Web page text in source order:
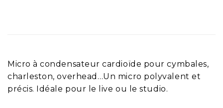
Micro à condensateur cardioïde pour cymbales,
charleston, overhead…Un micro polyvalent et
précis. Idéale pour le live ou le studio.